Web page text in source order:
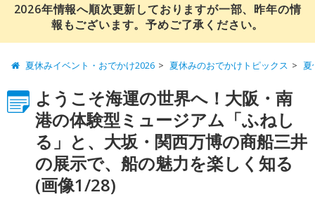
2026年情報へ順次更新しておりますが一部、昨年の情
報もございます。予めご了承ください。
夏休みイベント・おでかけ2026 夏休みのおでかけトピックス 夏
ようこそ海運の世界へ！大阪・南
港の体験型ミュージアム「ふねし
る」と、大坂・関西万博の商船三井
の展示で、船の魅力を楽しく知る
(画像1/28)